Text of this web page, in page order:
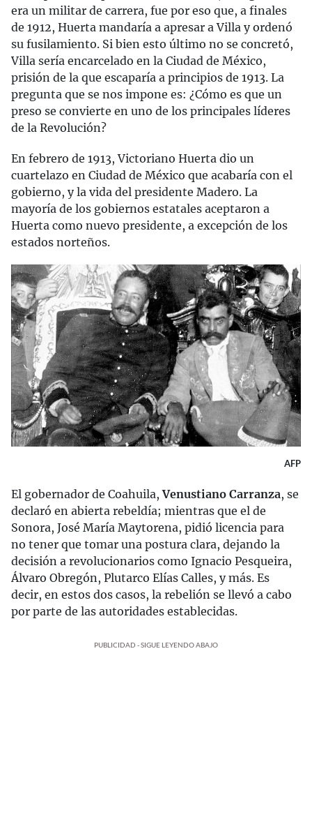
era un militar de carrera, fue por eso que, a finales
de 1912, Huerta mandaría a apresar a Villa y ordenó
su fusilamiento. Si bien esto último no se concretó,
Villa sería encarcelado en la Ciudad de México,
prisión de la que escaparía a principios de 1913. La
pregunta que se nos impone es: ¿Cómo es que un
preso se convierte en uno de los principales líderes
de la Revolución?
En febrero de 1913, Victoriano Huerta dio un
cuartelazo en Ciudad de México que acabaría con el
gobierno, y la vida del presidente Madero. La
mayoría de los gobiernos estatales aceptaron a
Huerta como nuevo presidente, a excepción de los
estados norteños.
AFP
El gobernador de Coahuila,Venustiano Carranza, se
declaró en abierta rebeldía; mientras que el de
Sonora, José María Maytorena, pidió licencia para
no tener que tomar una postura clara, dejando la
decisión a revolucionarios como Ignacio Pesqueira,
Álvaro Obregón, Plutarco Elías Calles, y más. Es
decir, en estos dos casos, la rebelión se llevó a cabo
por parte de las autoridades establecidas.
PUBLICIDAD - SIGUE LEYENDO ABAJO